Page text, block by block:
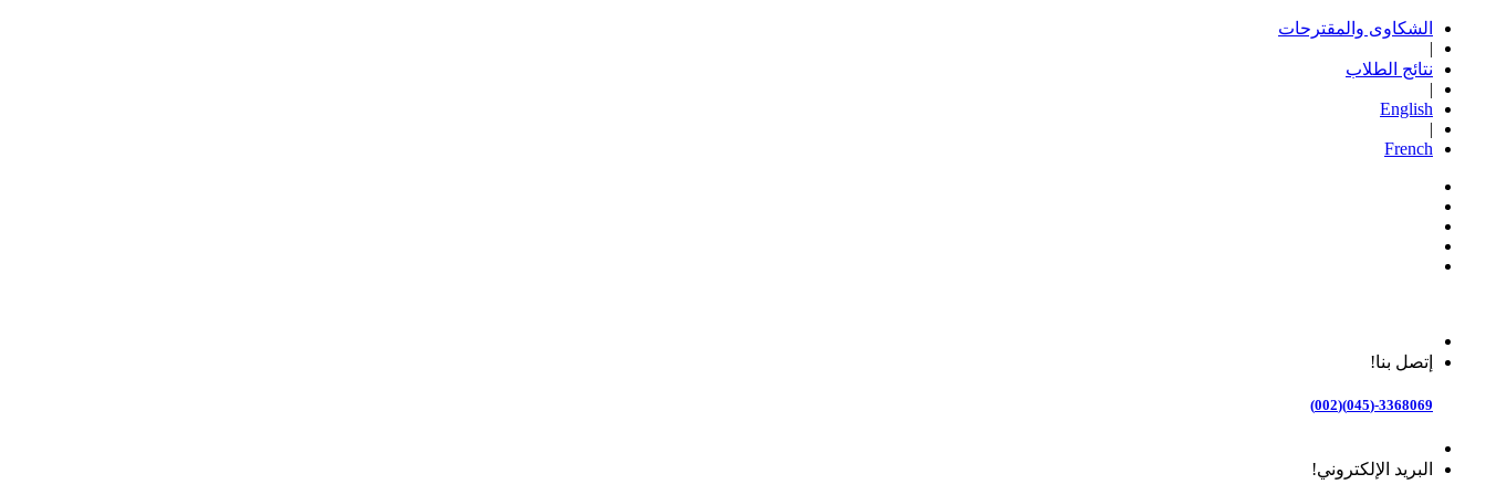
الشكاوى والمقترحات
|
نتائج الطلاب
|
English
|
French
إتصل بنا!
3368069-(045)(002)
البريد الإلكتروني!